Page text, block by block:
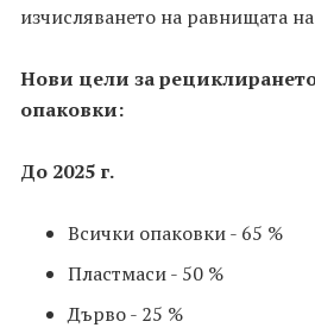
изчисляването на равнищата
Нови цели за
опаковки:
До 2025 г.
Всички опаковки - 65 %
Пластмаси - 50 %
Дърво - 25 %